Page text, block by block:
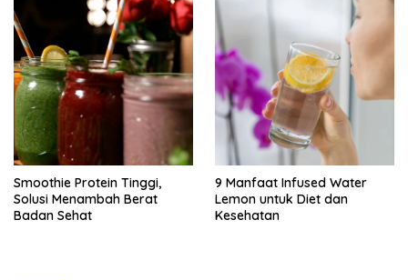
Smoothie Protein Tinggi,
Solusi Menambah Berat
Badan Sehat
9 Manfaat Infused Water
Lemon untuk Diet dan
Kesehatan